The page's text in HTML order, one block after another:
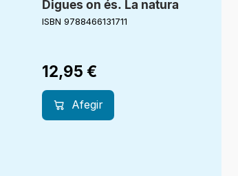
Digues on és. La natura
ISBN 9788466131711
12,95 €
Afegir